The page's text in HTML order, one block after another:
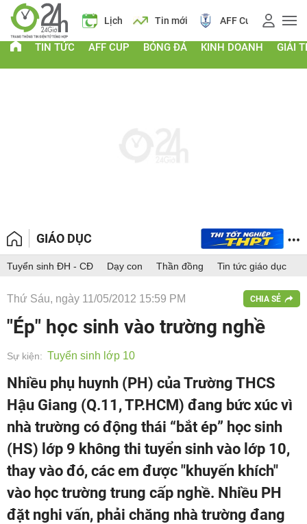
Lịch Tin mới AFF Cup Giá vàng
TIN TỨC AFF CUP BÓNG ĐÁ KINH DOANH GIẢI
GIÁO DỤC
Tuyển sinh ĐH - CĐ Dạy con Thần đồng Tin tức giáo dục
Thứ Sáu, ngày 11/05/2012 15:59 PM CHIA SẺ
"Ép" học sinh vào trường nghề
Sự kiện: Tuyển sinh lớp 10
Nhiều phụ huynh (PH) của Trường THCS
Hậu Giang (Q.11, TP.HCM) đang bức xúc vì
nhà trường có động thái “bắt ép” học sinh
(HS) lớp 9 không thi tuyển sinh vào lớp 10,
thay vào đó, các em được "khuyến khích"
vào học trường trung cấp nghề. Nhiều PH
đặt nghi vấn, phải chăng nhà trường đang